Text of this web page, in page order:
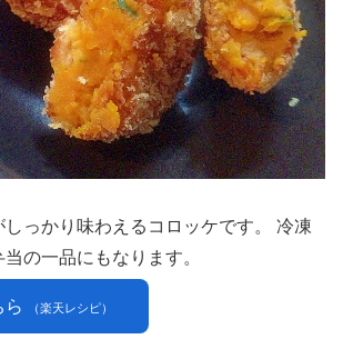
っかり味わえるコロッケです。 冷凍
の一品にもなります。
ら （楽天レシピ）